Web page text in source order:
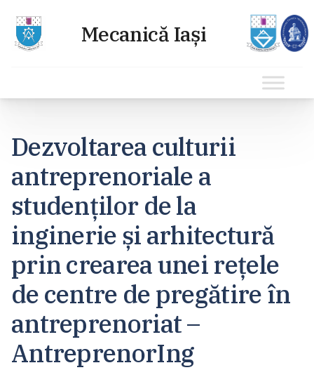
conținut
Dezvoltarea culturii
antreprenoriale a
studenților de la
inginerie și arhitectură
prin crearea unei rețele
de centre de pregătire în
antreprenoriat –
AntreprenorIng